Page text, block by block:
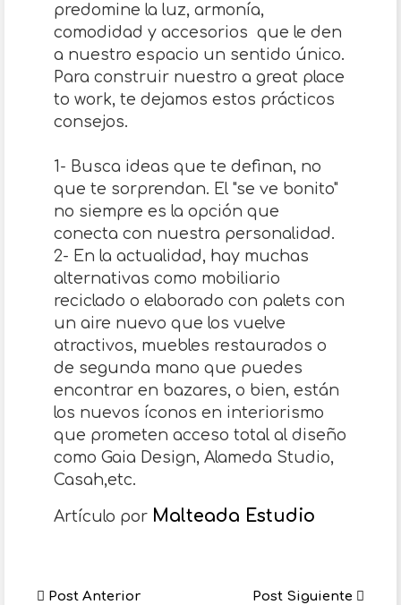
predomine la luz, armonía,
comodidad y accesorios que le den
a nuestro espacio un sentido único.
Para construir nuestro a great place
to work, te dejamos estos prácticos
consejos.
1- Busca ideas que te definan, no
que te sorprendan. El "se ve bonito"
no siempre es la opción que
conecta con nuestra personalidad.
2- En la actualidad, hay muchas
alternativas como mobiliario
reciclado o elaborado con palets con
un aire nuevo que los vuelve
atractivos, muebles restaurados o
de segunda mano que puedes
encontrar en bazares, o bien, están
los nuevos íconos en interiorismo
que prometen acceso total al diseño
como Gaia Design, Alameda Studio,
Casah,etc.
Artículo por Malteada Estudio
Post Anterior Post Siguiente